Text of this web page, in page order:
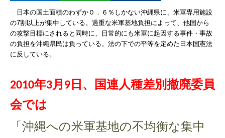
日本の国土面積のわずか０．６％しかない沖縄県に、米軍専用施設
の7割以上が集中している。過重な米軍基地負担によって、他国から
の攻撃目標にされると同時に、日常的にも米軍に起因する事件・事故
の負担を沖縄県民は負っている。法の下での平等を定めた日本国憲法
に反している。
2010年3月 9 日、国連人種差別撤廃委員
会では
「沖縄への米軍基地の不均衡な集中